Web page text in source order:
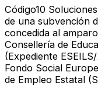
Código10
de una subvención
concedida al
Consellería de
(Expediente
Fondo Social
de Empleo Estatal